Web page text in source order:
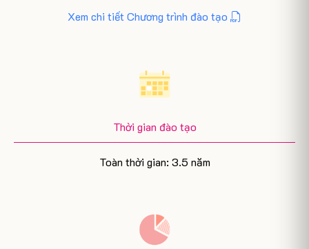
Xem chi tiết Chương trình đào tạo
Thời gian đào tạo
Toàn thời gian: 3.5 năm